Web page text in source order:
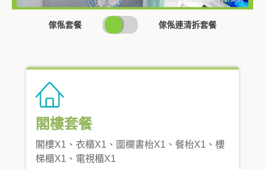
傢俬套餐
SWITCH
PRICING
傢俬連清拆套餐
閣樓套餐
閣樓X1、衣櫃X1、圍欄書枱X1、餐枱X1、樓
梯櫃X1、電視櫃X1